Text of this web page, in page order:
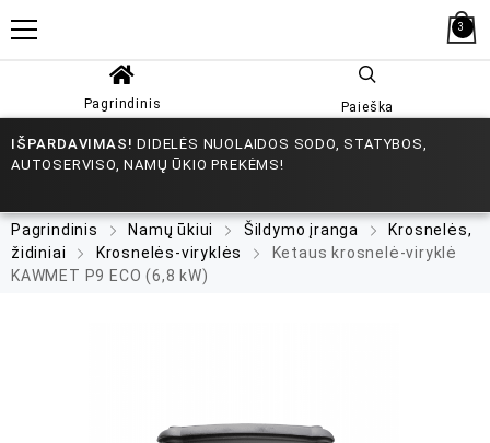
3
Pagrindinis Paieška
IŠPARDAVIMAS! DIDELĖS NUOLAIDOS SODO, STATYBOS,
AUTOSERVISO, NAMŲ ŪKIO PREKĖMS!
Pagrindinis Namų ūkiui Šildymo įranga
Krosnelės,
židiniai
Krosnelės-viryklės
Ketaus krosnelė-viryklė
KAWMET P9 ECO (6,8 kW)